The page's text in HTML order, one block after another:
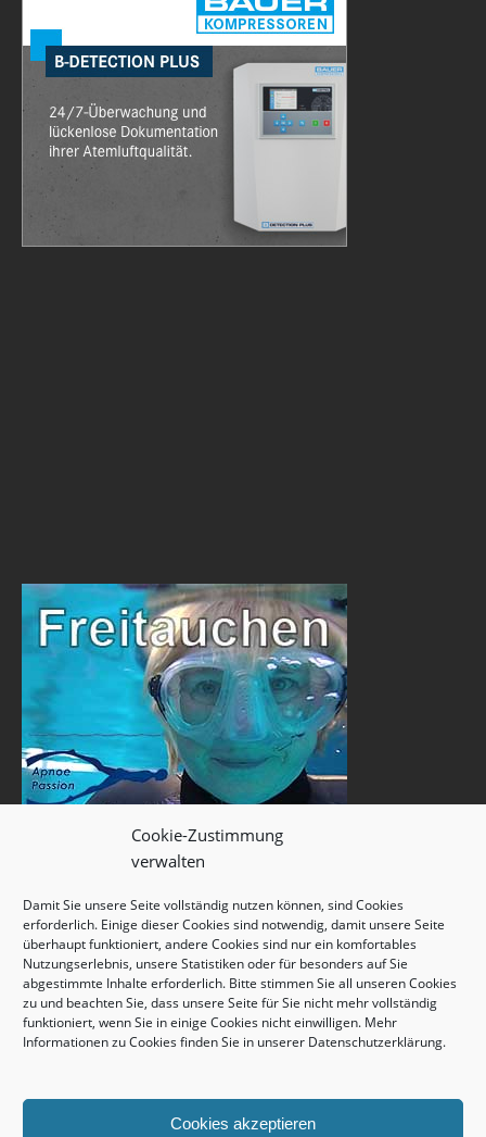
Cookie-Zustimmung
verwalten
Damit Sie unsere Seite vollständig nutzen können, sind Cookies
erforderlich. Einige dieser Cookies sind notwendig, damit unsere Seite
überhaupt funktioniert, andere Cookies sind nur ein komfortables
Nutzungserlebnis, unsere Statistiken oder für besonders auf Sie
abgestimmte Inhalte erforderlich. Bitte stimmen Sie all unseren Cookies
zu und beachten Sie, dass unsere Seite für Sie nicht mehr vollständig
funktioniert, wenn Sie in einige Cookies nicht einwilligen. Mehr
Informationen zu Cookies finden Sie in unserer Datenschutzerklärung.
Cookies akzeptieren